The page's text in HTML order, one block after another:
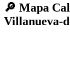
🔎 Mapa
Villanueva-